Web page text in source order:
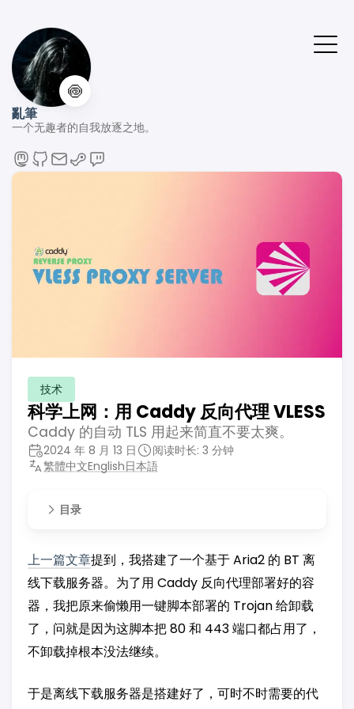
🍥
亂筆
一个无趣者的自我放逐之地。
技术
科学上网：用 Caddy 反向代理 VLESS
Caddy 的自动 TLS 用起来简直不要太爽。
2024 年 8 月 13 日
阅读时长: 3 分钟
繁體中文English日本語
目录
上一篇文章提到，我搭建了一个基于 Aria2 的 BT 离
线下载服务器。为了用 Caddy 反向代理部署好的容
器，我把原来偷懒用一键脚本部署的 Trojan 给卸载
了，问就是因为这脚本把 80 和 443 端口都占用了，
不卸载掉根本没法继续。
于是离线下载服务器是搭建好了，可时不时需要的代